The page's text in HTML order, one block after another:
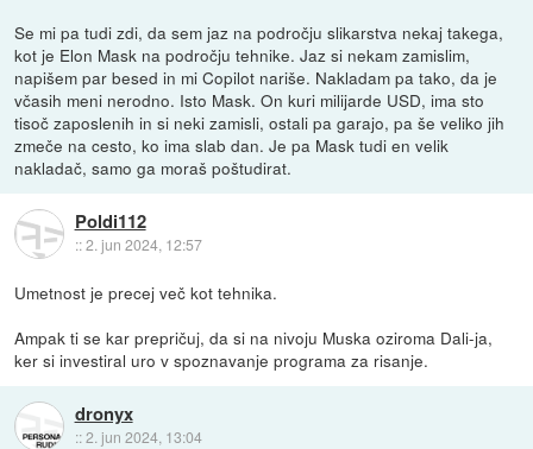
Se mi pa tudi zdi, da sem jaz na področju slikarstva nekaj takega,
kot je Elon Mask na področju tehnike. Jaz si nekam zamislim,
napišem par besed in mi Copilot nariše. Nakladam pa tako, da je
včasih meni nerodno. Isto Mask. On kuri milijarde USD, ima sto
tisoč zaposlenih in si neki zamisli, ostali pa garajo, pa še veliko jih
zmeče na cesto, ko ima slab dan. Je pa Mask tudi en velik
nakladač, samo ga moraš poštudirat.
Poldi112
::2. jun 2024, 12:57
Umetnost je precej več kot tehnika.
Ampak ti se kar prepričuj, da si na nivoju Muska oziroma Dali-ja,
ker si investiral uro v spoznavanje programa za risanje.
dronyx
::2. jun 2024, 13:04